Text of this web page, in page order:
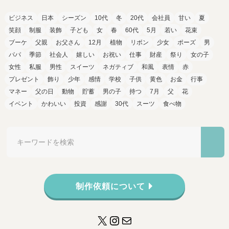
ビジネス 日本 シーズン 10代 冬 20代 会社員 甘い
夏
笑顔
制服 装飾 子ども 女 春 60代 5月 若い
花束
ブーケ
父親 お父さん 12月 植物 リボン 少女 ポーズ
男
パパ
季節 社会人 嬉しい お祝い 仕事 財産 祭り
女の子
女性
私服 男性 スイーツ ネガティブ 和風 表情
赤
プレゼント
飾り 少年 感情 学校 子供 黄色 お金
行事
マネー
父の日 動物 貯蓄 男の子 持つ 7月 父
花
イベント
かわいい 投資 感謝 30代 スーツ 食べ物
制作依頼について
X Instagram
メール